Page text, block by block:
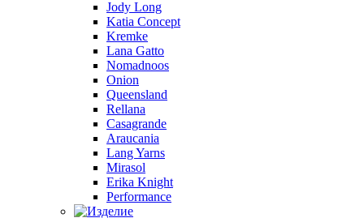
Jody Long
Katia Concept
Kremke
Lana Gatto
Nomadnoos
Onion
Queensland
Rellana
Casagrande
Araucania
Lang Yarns
Mirasol
Erika Knight
Performance